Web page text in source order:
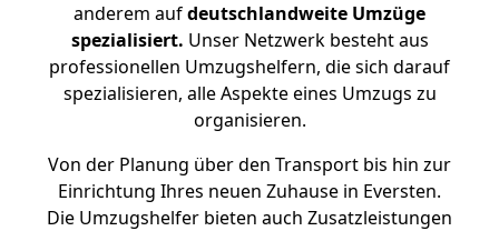
anderem aufdeutschlandweite Umzüge
spezialisiert. Unser Netzwerk besteht aus
professionellen Umzugshelfern, die sich darauf
spezialisieren, alle Aspekte eines Umzugs zu
organisieren.
Von der Planung über den Transport bis hin zur
Einrichtung Ihres neuen Zuhause in Eversten.
Die Umzugshelfer bieten auch Zusatzleistungen